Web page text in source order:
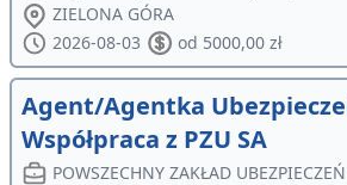
ZIELONA GÓRA
2026-08-03
od 5000,00 zł
Agent/Agentka
Współpraca z PZU SA
POWSZECHNY ZAKŁAD